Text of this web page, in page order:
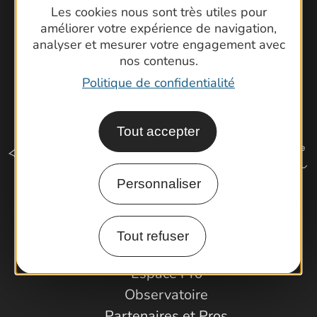
Les cookies nous sont très utiles pour
améliorer votre expérience de navigation,
analyser et mesurer votre engagement avec
nos contenus.
Politique de confidentialité
Tout accepter
Personnaliser
Tout refuser
Comment venir ?
Espace Pro
Observatoire